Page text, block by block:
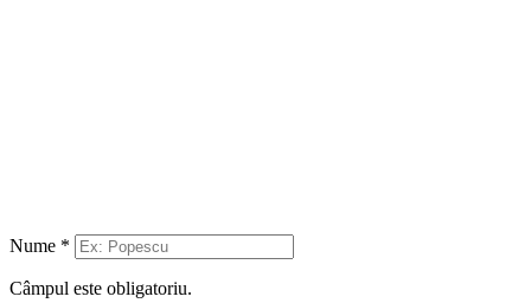
Nume *
Câmpul este obligatoriu.